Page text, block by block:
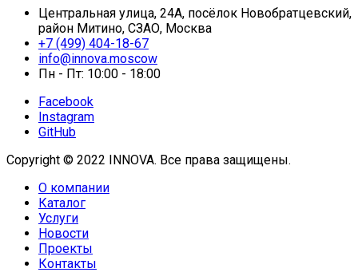
Центральная улица, 24А, посёлок Новобратцевский,
район Митино, СЗАО, Москва
+7 (499) 404-18-67
info@innova.moscow
Пн - Пт: 10:00 - 18:00
Facebook
Instagram
GitHub
Copyright © 2022 INNOVA. Все права защищены.
О компании
Каталог
Услуги
Новости
Проекты
Контакты